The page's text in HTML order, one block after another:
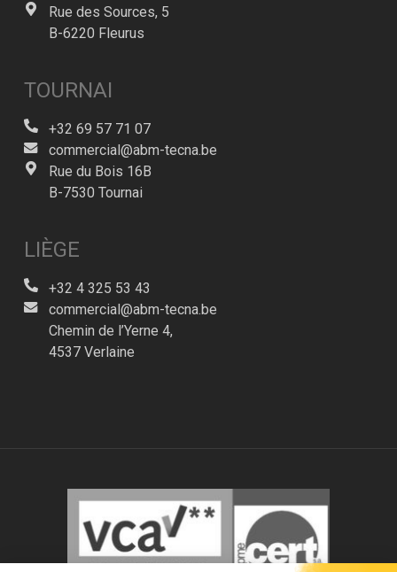
Rue des Sources, 5
B-6220 Fleurus
TOURNAI
+32 69 57 71 07
commercial@abm-tecna.be
Rue du Bois 16B
B-7530 Tournai
LIÈGE
+32 4 325 53 43
commercial@abm-tecna.be
Chemin de l’Yerne 4,
4537 Verlaine